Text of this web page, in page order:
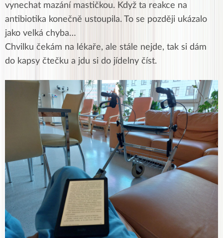
vynechat mazání mastičkou. Když ta reakce na
antibiotika konečně ustoupila. To se později ukázalo
jako velká chyba…
Chvilku čekám na lékaře, ale stále nejde, tak si dám
do kapsy čtečku a jdu si do jídelny číst.